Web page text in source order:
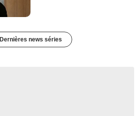
Dernières news séries